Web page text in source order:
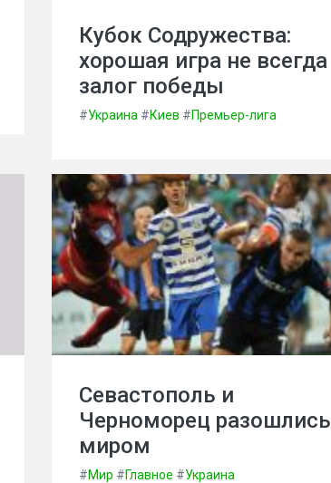
Кубок Содружества:
хорошая игра не всегда
залог победы
#Украина #Киев #Премьер-лига
Севастополь и
Черноморец разошлись
миром
#Мир #Главное #Украина